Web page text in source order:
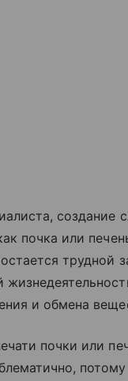
создание
почка или
трудной
и обмена
почки или
потому